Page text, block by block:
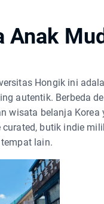
Anak
Hongik ini
autentik. Berbeda
wisata belanja Korea
butik indie
lain.